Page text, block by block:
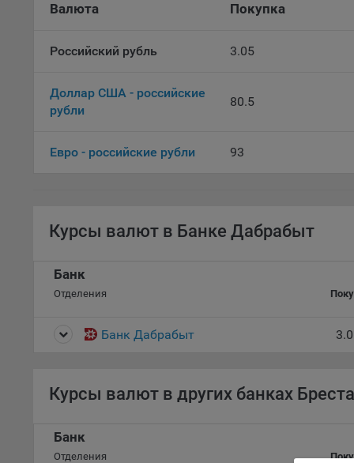
На
Валюта Покупка
Российский рубль 3.05
Доллар США - российские
рубли
80.5
Евро - российские рубли 93
Курсы валют в Банке Дабрабыт
Банк
Отделения
Банк Дабрабыт
Курсы валют в других банках Бреста
Банк
Отделения